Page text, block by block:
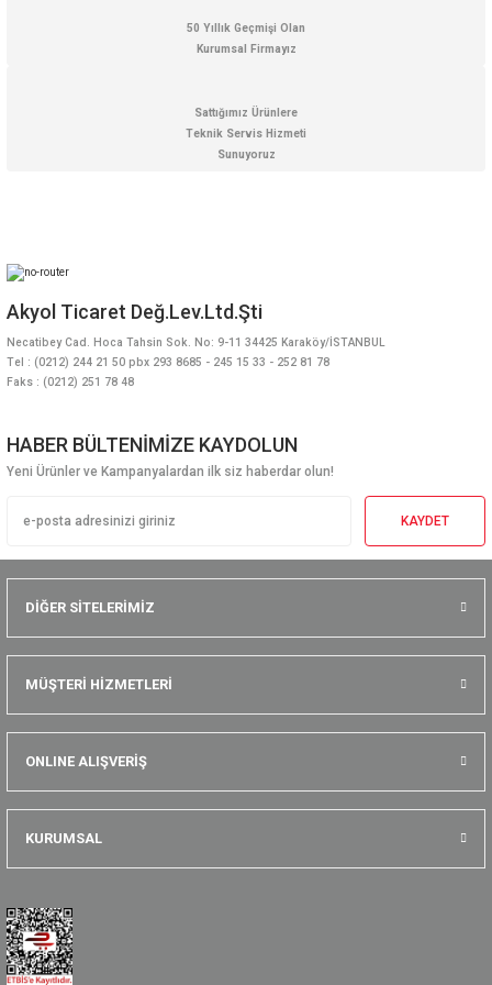
50 Yıllık Geçmişi Olan
Kurumsal Firmayız
Sattığımız Ürünlere
Teknik Servis Hizmeti
Sunuyoruz
Akyol Ticaret Değ.Lev.Ltd.Şti
Necatibey Cad. Hoca Tahsin Sok. No: 9-11 34425 Karaköy/İSTANBUL
Tel : (0212) 244 21 50 pbx 293 8685 - 245 15 33 - 252 81 78
Faks : (0212) 251 78 48
HABER BÜLTENİMİZE KAYDOLUN
Yeni Ürünler ve Kampanyalardan ilk siz haberdar olun!
KAYDET
DİĞER SİTELERİMİZ
MÜŞTERİ HİZMETLERİ
ONLINE ALIŞVERİŞ
KURUMSAL